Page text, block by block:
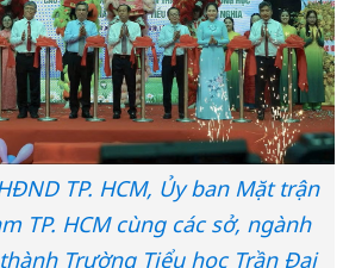
TP. HCM, Ủy ban Mặt trận
TP. HCM cùng các sở, ngành
Trường Tiểu học Trần Đại